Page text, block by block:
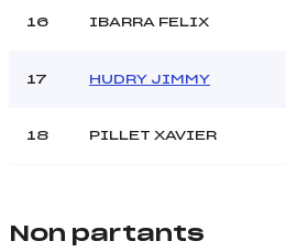
16 IBARRA FELIX
17 HUDRY JIMMY
18 PILLET XAVIER
Non partants